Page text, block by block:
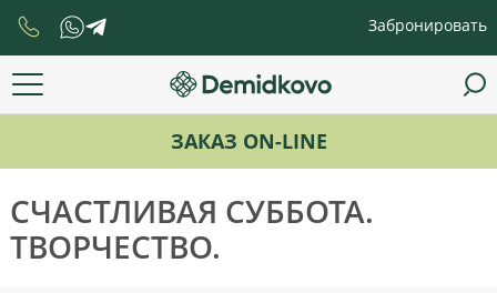
Забронировать
ЗАКАЗ ON-LINE
СЧАСТЛИВАЯ СУББОТА.
ТВОРЧЕСТВО.